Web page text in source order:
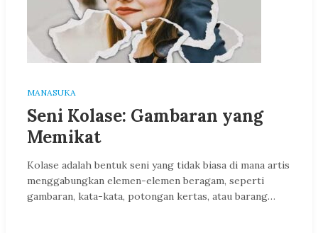
MANASUKA
Seni Kolase: Gambaran yang
Memikat
Kolase adalah bentuk seni yang tidak biasa di mana artis
menggabungkan elemen-elemen beragam, seperti
gambaran, kata-kata, potongan kertas, atau barang…